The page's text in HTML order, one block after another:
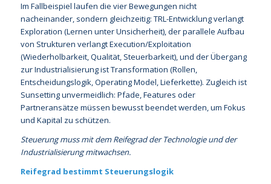
Im Fallbeispiel laufen die vier Bewegungen nicht
nacheinander, sondern gleichzeitig: TRL-Entwicklung verlangt
Exploration (Lernen unter Unsicherheit), der parallele Aufbau
von Strukturen verlangt Execution/Exploitation
(Wiederholbarkeit, Qualität, Steuerbarkeit), und der Übergang
zur Industrialisierung ist Transformation (Rollen,
Entscheidungslogik, Operating Model, Lieferkette). Zugleich ist
Sunsetting unvermeidlich: Pfade, Features oder
Partneransätze müssen bewusst beendet werden, um Fokus
und Kapital zu schützen.
Steuerung muss mit dem Reifegrad der Technologie und der
Industrialisierung mitwachsen.
Reifegrad bestimmt Steuerungslogik